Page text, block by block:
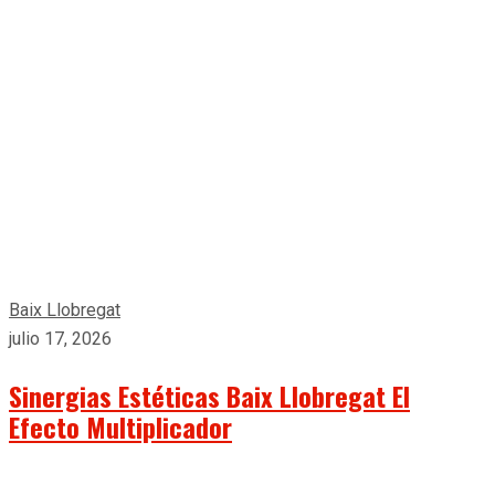
Baix Llobregat
julio 17, 2026
Sinergias Estéticas Baix Llobregat El
Efecto Multiplicador